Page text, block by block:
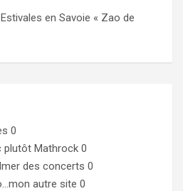
en Savoie « Zao de
0
plutôt Mathrock 0
des concerts 0
autre site 0